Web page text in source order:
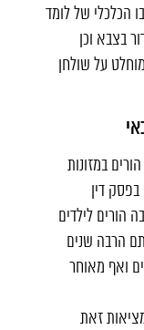
הכלכלי של לומד
בצבא וכן
על שולחן
במזונות
דין
בה הורים לילדים
הרבה שנים
ואף מאוחר
זאת